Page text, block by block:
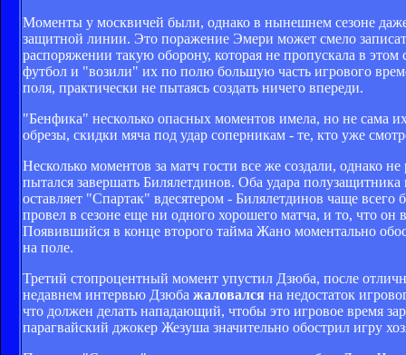
Моменты у москвичей были, однако в нынешнем сезоне
защитной линии. Это поражение Эмери может смело
распоряжении такую оборону, которая не пропускала в
футбол и "возили" их по полю большую часть игрового
поля, практически не пытаясь создать ничего впереди.
"Бенфика" несколько опасных моментов имела, но не сама
обрезы, скидки мяча под удар соперникам - те, кто уже
Несколько моментов за матч гости все же создали, однако
пытался завершать Билялетдинов. Оба удара
оставляет "Спартак" вдесятером - Билялетдинов чаще
провел в сезоне еще ни одного хорошего матча, и то, что
Появившийся в конце второго тайма Жано моментально
на поле.
Третий стопроцентный момент упустил Дзюба, после
недавнем интервью Дзюба жаловался на недостаток
что должен делать нападающий, чтобы это игровое время
парагвайский джокер Жезуша значительно обострил игру